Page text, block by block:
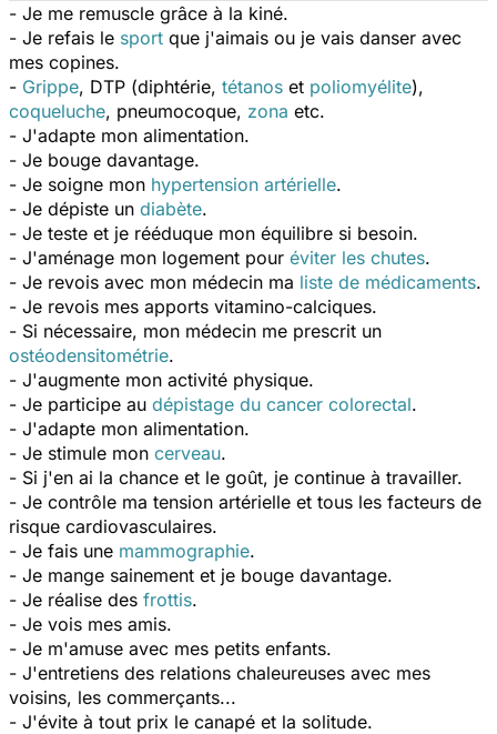
- Je me remuscle grâce à la kiné.
- Je refais le sport que j'aimais ou je vais danser avec
mes copines.
- Grippe, DTP (diphtérie, tétanos et poliomyélite),
coqueluche, pneumocoque, zona etc.
- J'adapte mon alimentation.
- Je bouge davantage.
- Je soigne mon hypertension artérielle.
- Je dépiste un diabète.
- Je teste et je rééduque mon équilibre si besoin.
- J'aménage mon logement pour éviter les chutes.
- Je revois avec mon médecin ma liste de médicaments.
- Je revois mes apports vitamino-calciques.
- Si nécessaire, mon médecin me prescrit un
ostéodensitométrie.
- J'augmente mon activité physique.
- Je participe au dépistage du cancer colorectal.
- J'adapte mon alimentation.
- Je stimule mon cerveau.
- Si j'en ai la chance et le goût, je continue à travailler.
- Je contrôle ma tension artérielle et tous les facteurs de
risque cardiovasculaires.
- Je fais une mammographie.
- Je mange sainement et je bouge davantage.
- Je réalise des frottis.
- Je vois mes amis.
- Je m'amuse avec mes petits enfants.
- J'entretiens des relations chaleureuses avec mes
voisins, les commerçants...
- J'évite à tout prix le canapé et la solitude.